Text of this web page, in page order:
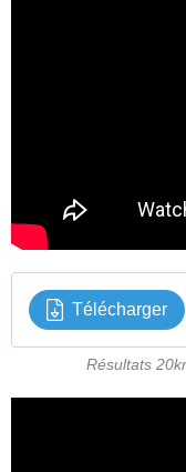
Télécharger
Résultats